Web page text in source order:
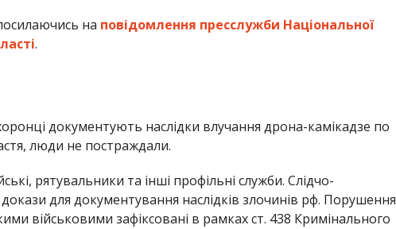
на повідомлення пресслужби Національної
.
документують наслідки влучання дрона-камікадзе по
люди не постраждали.
рятувальники та інші профільні служби. Слідчо-
для документування наслідків злочинів рф. Порушення
військовими зафіксовані в рамках ст. 438 Кримінального